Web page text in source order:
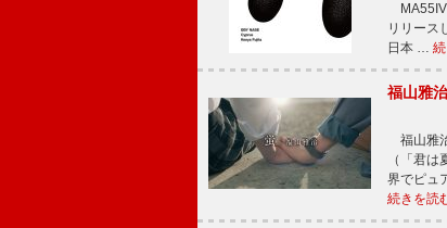
リリース
日本 …
福山雅
福山雅
（「君
界でピュ
続きを読